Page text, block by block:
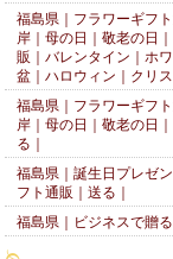
福島県｜フラワーギフ
岸｜母の日｜敬老の日
販｜バレンタイン｜ホ
盆｜ハロウィン｜クリ
福島県｜フラワーギフ
岸｜母の日｜敬老の日
る｜
福島県｜誕生日プレゼ
フト通販｜送る｜
福島県｜ビジネスで贈